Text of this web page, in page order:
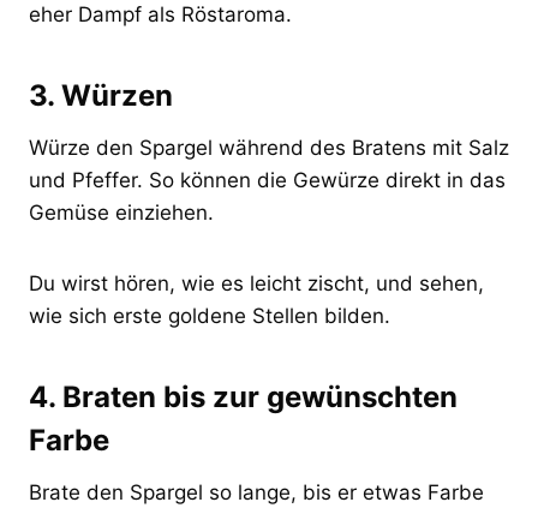
eher Dampf als Röstaroma.
3. Würzen
Würze den Spargel während des Bratens mit Salz
und Pfeffer. So können die Gewürze direkt in das
Gemüse einziehen.
Du wirst hören, wie es leicht zischt, und sehen,
wie sich erste goldene Stellen bilden.
4. Braten bis zur gewünschten
Farbe
Brate den Spargel so lange, bis er etwas Farbe